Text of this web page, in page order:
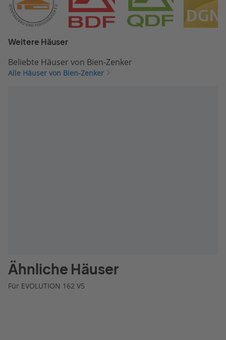
Weitere Häuser
Beliebte Häuser von Bien-Zenker
Alle Häuser von Bien-Zenker
Ähnliche Häuser
Für EVOLUTION 162 V5